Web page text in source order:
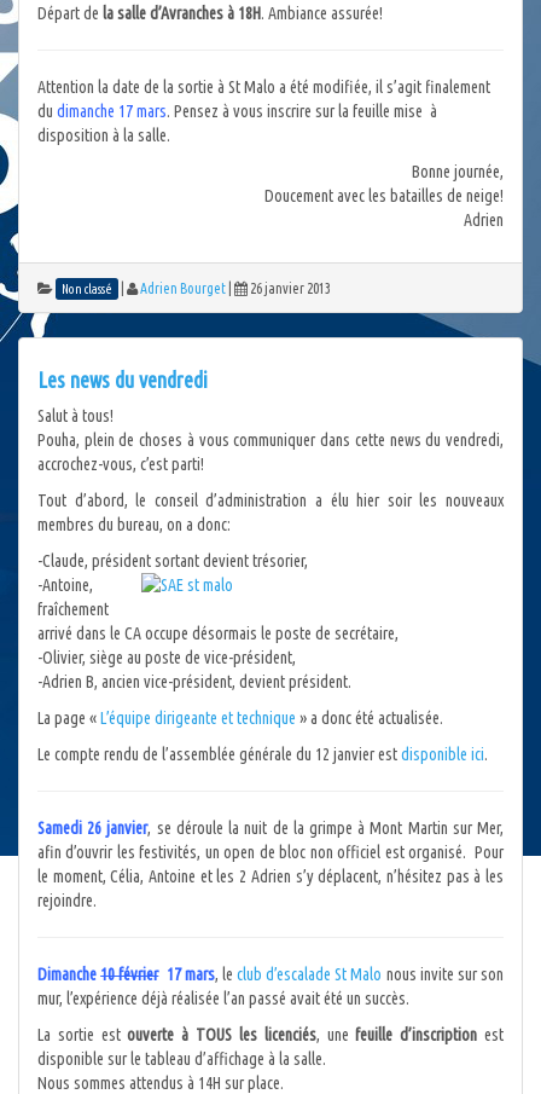
Départ de la salle d’Avranches à 18H. Ambiance assurée!
Attention la date de la sortie à St Malo a été modifiée, il s’agit finalement
du dimanche 17 mars. Pensez à vous inscrire sur la feuille mise à
disposition à la salle.
Bonne journée,
Doucement avec les batailles de neige!
Adrien
Non classé Adrien Bourget 26 janvier 2013
Les news du vendredi
Salut à tous!
Pouha, plein de choses à vous communiquer dans cette news du vendredi,
accrochez-vous, c’est parti!
Tout d’abord, le conseil d’administration a élu hier soir les nouveaux
membres du bureau, on a donc:
-Claude, président sortant devient trésorier,
-Antoine,
fraîchement
arrivé dans le CA occupe désormais le poste de secrétaire,
-Olivier, siège au poste de vice-président,
-Adrien B, ancien vice-président, devient président.
La page «L’équipe dirigeante et technique » a donc été actualisée.
Le compte rendu de l’assemblée générale du 12 janvier estdisponible ici.
Samedi 26 janvier, se déroule la nuit de la grimpe à Mont Martin sur Mer,
afin d’ouvrir les festivités, un open de bloc non officiel est organisé. Pour
le moment, Célia, Antoine et les 2 Adrien s’y déplacent, n’hésitez pas à les
rejoindre.
Dimanche10 février 17 mars, leclub d’escalade St Malo nous invite sur son
mur, l’expérience déjà réalisée l’an passé avait été un succès.
La sortie estouverte à TOUS les licenciés, unefeuille d’inscription est
disponible sur le tableau d’affichage à la salle.
Nous sommes attendus à 14H sur place.